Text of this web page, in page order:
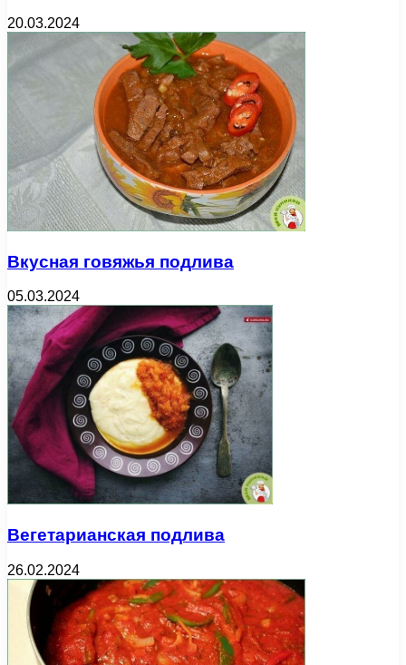
20.03.2024
Вкусная говяжья подлива
05.03.2024
Вегетарианская подлива
26.02.2024